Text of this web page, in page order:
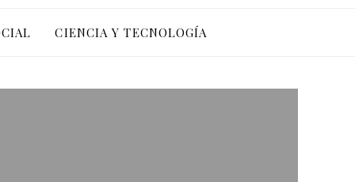
CIENCIA Y TECNOLOGÍA